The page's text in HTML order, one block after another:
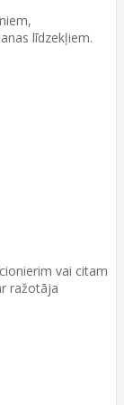
līdzekļiem.
vai citam
ražotāja